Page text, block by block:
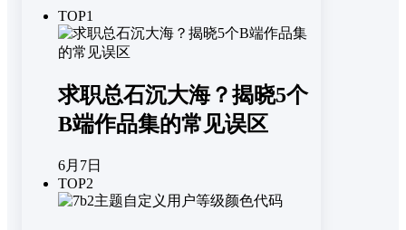
TOP1
求职总石沉大海？揭晓5个
B端作品集的常见误区
6月7日
TOP2